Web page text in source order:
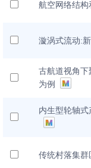
航空网络结
漩涡式流动:
古航道视角
为例
内生型轮轴
传统村落集